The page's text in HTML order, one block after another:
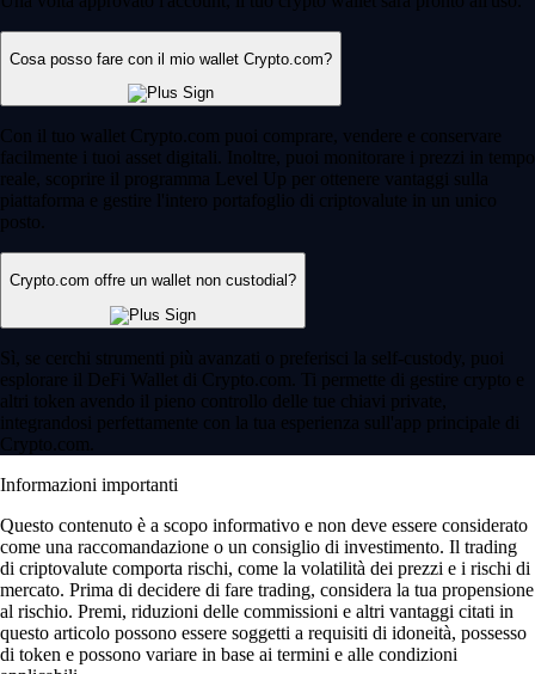
Cosa posso fare con il mio wallet Crypto.com?
Con il tuo wallet Crypto.com puoi comprare, vendere e conservare
facilmente i tuoi asset digitali. Inoltre, puoi monitorare i prezzi in tempo
reale, scoprire il programma Level Up per ottenere vantaggi sulla
piattaforma e gestire l'intero portafoglio di criptovalute in un unico
posto.
Crypto.com offre un wallet non custodial?
Sì, se cerchi strumenti più avanzati o preferisci la self-custody, puoi
esplorare il DeFi Wallet di Crypto.com. Ti permette di gestire crypto e
altri token avendo il pieno controllo delle tue chiavi private,
integrandosi perfettamente con la tua esperienza sull'app principale di
Crypto.com.
Informazioni importanti
Questo contenuto è a scopo informativo e non deve essere considerato
come una raccomandazione o un consiglio di investimento. Il trading
di criptovalute comporta rischi, come la volatilità dei prezzi e i rischi di
mercato. Prima di decidere di fare trading, considera la tua propensione
al rischio. Premi, riduzioni delle commissioni e altri vantaggi citati in
questo articolo possono essere soggetti a requisiti di idoneità, possesso
di token e possono variare in base ai termini e alle condizioni